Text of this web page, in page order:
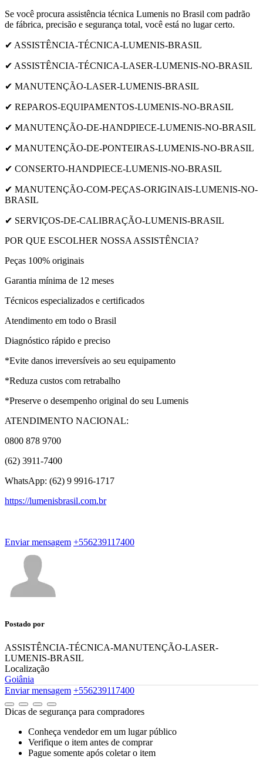
Se você procura assistência técnica Lumenis no Brasil com padrão
de fábrica, precisão e segurança total, você está no lugar certo.
✔ ASSISTÊNCIA-TÉCNICA-LUMENIS-BRASIL
✔ ASSISTÊNCIA-TÉCNICA-LASER-LUMENIS-NO-BRASIL
✔ MANUTENÇÃO-LASER-LUMENIS-BRASIL
✔ REPAROS-EQUIPAMENTOS-LUMENIS-NO-BRASIL
✔ MANUTENÇÃO-DE-HANDPIECE-LUMENIS-NO-BRASIL
✔ MANUTENÇÃO-DE-PONTEIRAS-LUMENIS-NO-BRASIL
✔ CONSERTO-HANDPIECE-LUMENIS-NO-BRASIL
✔ MANUTENÇÃO-COM-PEÇAS-ORIGINAIS-LUMENIS-NO-
BRASIL
✔ SERVIÇOS-DE-CALIBRAÇÃO-LUMENIS-BRASIL
POR QUE ESCOLHER NOSSA ASSISTÊNCIA?
Peças 100% originais
Garantia mínima de 12 meses
Técnicos especializados e certificados
Atendimento em todo o Brasil
Diagnóstico rápido e preciso
*Evite danos irreversíveis ao seu equipamento
*Reduza custos com retrabalho
*Preserve o desempenho original do seu Lumenis
ATENDIMENTO NACIONAL:
0800 878 9700
(62) 3911-7400
WhatsApp: (62) 9 9916-1717
https://lumenisbrasil.com.br
Enviar mensagem +556239117400
Postado por
ASSISTÊNCIA-TÉCNICA-MANUTENÇÃO-LASER-
LUMENIS-BRASIL
Localização
Goiânia
Enviar mensagem +556239117400
Dicas de segurança para compradores
Conheça vendedor em um lugar público
Verifique o item antes de comprar
Pague somente após coletar o item